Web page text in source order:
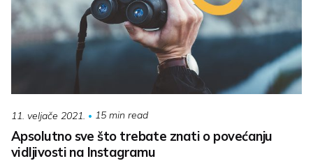
11. veljače 2021. 15 min read
Apsolutno sve što trebate znati o povećanju
vidljivosti na Instagramu